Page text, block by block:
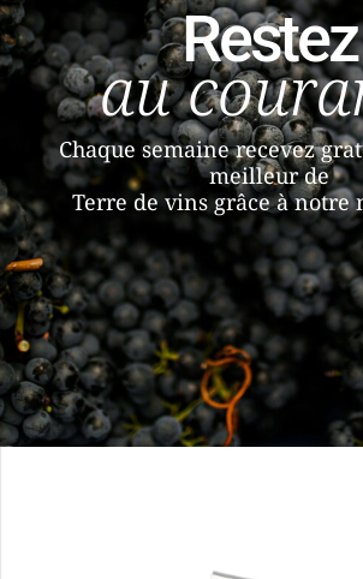
Restez
au
Chaque semaine recevez
meilleur de
Terre de vins grâce à notre